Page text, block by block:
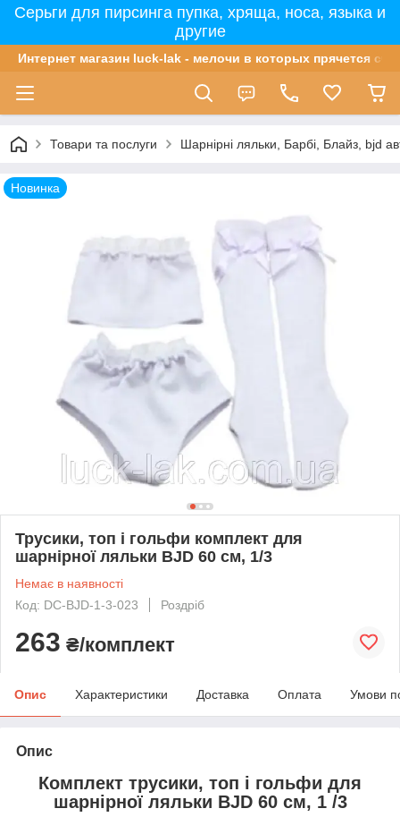
Серьги для пирсинга пупка, хряща, носа, языка и
другие
Интернет магазин luck-lak - мелочи в которых прячется
Товари та послуги Шарнірні ляльки, Барбі, Блайз, bjd
Новинка
Трусики, топ і гольфи комплект для
шарнірної ляльки BJD 60 см, 1/3
Немає в наявності
Код: DC-BJD-1-3-023
Роздріб
263 ₴/комплект
Опис Характеристики Доставка Оплата Умови
Опис
Комплект трусики, топ і гольфи для
шарнірної ляльки BJD 60 см, 1 /3